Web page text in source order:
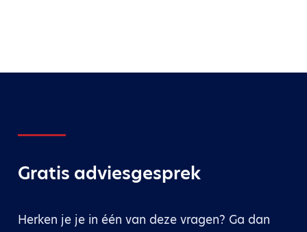
Gratis adviesgesprek
Herken je je in één van deze vragen? Ga dan